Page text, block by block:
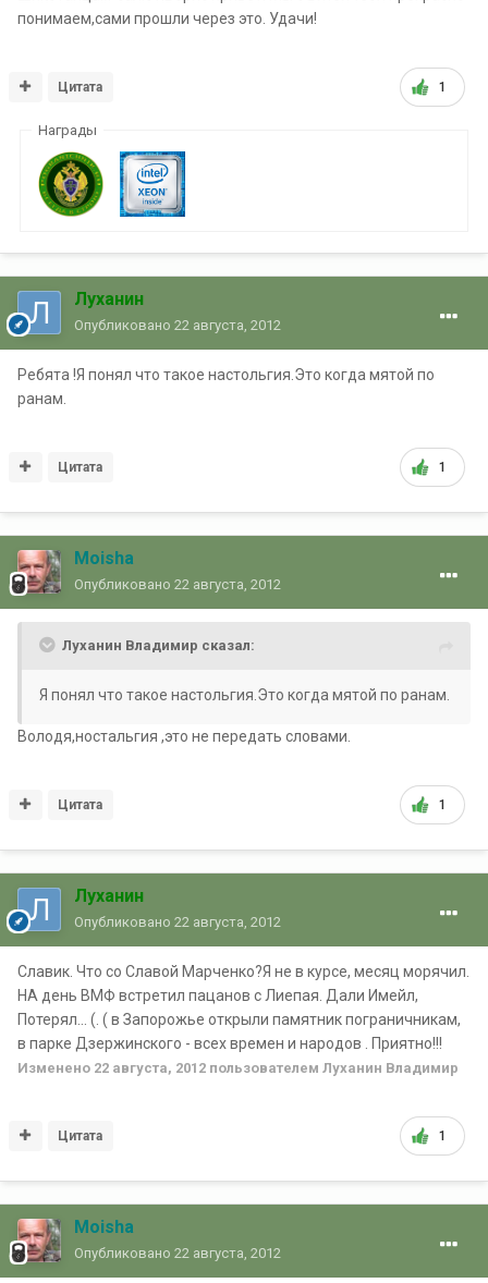
понимаем,сами прошли через это. Удачи!
1
Цитата
Награды
Луханин
Опубликовано 22 августа, 2012
Ребята !Я понял что такое настольгия.Это когда мятой по
ранам.
1
Цитата
Moisha
Опубликовано 22 августа, 2012
Луханин Владимир сказал:
Я понял что такое настольгия.Это когда мятой по ранам.
Володя,ностальгия ,это не передать словами.
1
Цитата
Луханин
Опубликовано 22 августа, 2012
Славик. Что со Славой Марченко?Я не в курсе, месяц морячил.
НА день ВМФ встретил пацанов с Лиепая. Дали Имейл,
Потерял... (. ( в Запорожье открыли памятник пограничникам,
в парке Дзержинского - всех времен и народов . Приятно!!!
Изменено 22 августа, 2012 пользователем Луханин Владимир
1
Цитата
Moisha
Опубликовано 22 августа, 2012